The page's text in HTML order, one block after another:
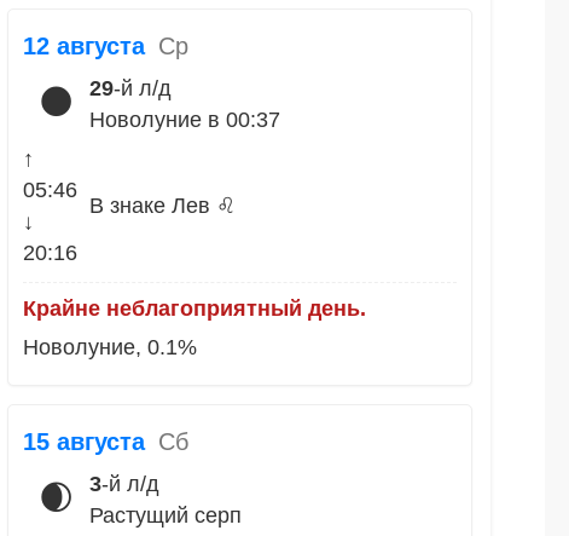
12 августа Ср
🌑 29-й л/д
Новолуние в 00:37
↑
05:46
↓
20:16
В знаке Лев ♌
Крайне неблагоприятный день.
Новолуние, 0.1%
15 августа Сб
🌒 3-й л/д
Растущий серп